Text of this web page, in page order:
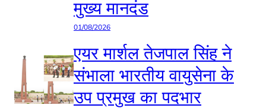
मुख्य मानदंड
01/08/2026
एयर मार्शल तेजपाल सिंह ने
संभाला भारतीय वायुसेना के
उप प्रमुख का पदभार